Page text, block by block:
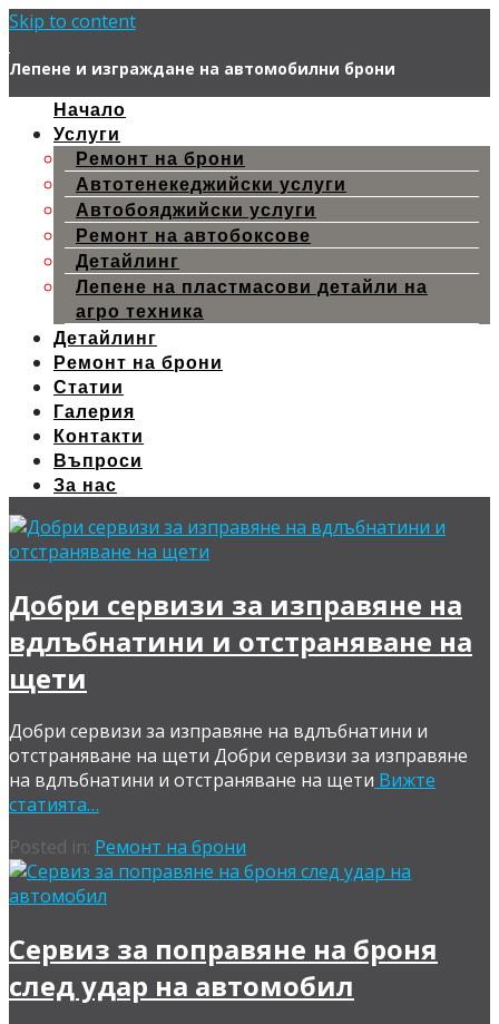
Skip to content
Лепене и изграждане на автомобилни брони
Начало
Услуги
Ремонт на брони
Автотенекеджийски услуги
Автобояджийски услуги
Ремонт на автобоксове
Детайлинг
Лепене на пластмасови детайли на
агро техника
Детайлинг
Ремонт на брони
Статии
Галерия
Контакти
Въпроси
За нас
Добри сервизи за изправяне на
вдлъбнатини и отстраняване на
щети
Добри сервизи за изправяне на вдлъбнатини и
отстраняване на щети Добри сервизи за изправяне
на вдлъбнатини и отстраняване на щети Вижте
статията…
Posted in: Ремонт на брони
Сервиз за поправяне на броня
след удар на автомобил